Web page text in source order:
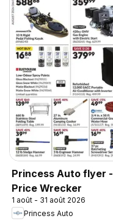
Princess Auto flyer -
Price Wrecker
1 août - 31 août 2026
Princess Auto